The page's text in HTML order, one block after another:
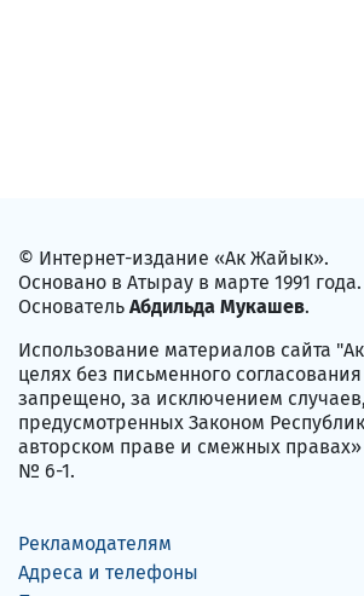
© Интернет-издание «Ак Жайык».
Основано в Атырау в марте 1991 года.
Основатель Абдильда Мукашев.
Использование материалов сайта
целях без письменного
запрещено, за исключением
предусмотренных Законом
авторском праве и смежных правах»
№ 6-1.
Рекламодателям
Адреса и телефоны